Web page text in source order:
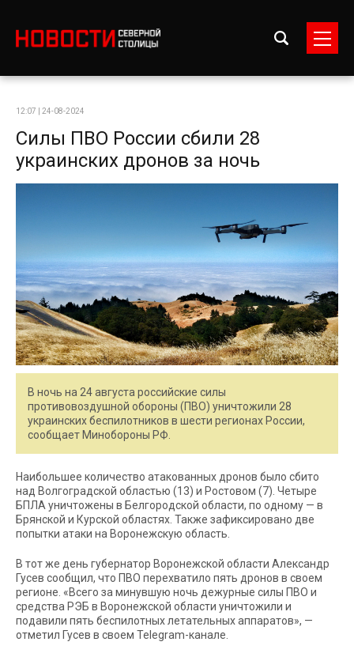
12:07 | 24-08-2024
Силы ПВО России сбили 28
украинских дронов за ночь
В ночь на 24 августа российские силы
противовоздушной обороны (ПВО) уничтожили 28
украинских беспилотников в шести регионах России,
сообщает Минобороны РФ.
Наибольшее количество атакованных дронов было сбито
над Волгоградской областью (13) и Ростовом (7). Четыре
БПЛА уничтожены в Белгородской области, по одному — в
Брянской и Курской областях. Также зафиксировано две
попытки атаки на Воронежскую область.
В тот же день губернатор Воронежской области Александр
Гусев сообщил, что ПВО перехватило пять дронов в своем
регионе. «Всего за минувшую ночь дежурные силы ПВО и
средства РЭБ в Воронежской области уничтожили и
подавили пять беспилотных летательных аппаратов», —
отметил Гусев в своем Telegram-канале.